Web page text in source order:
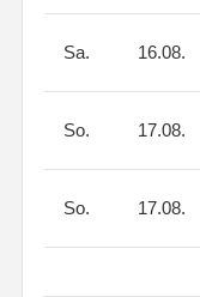
Sa. 16.08.
So. 17.08.
So. 17.08.